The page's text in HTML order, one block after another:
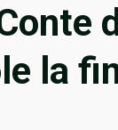
la